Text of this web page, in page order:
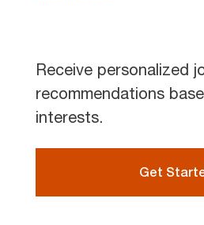
Receive personalized
recommendations
interests.
Get